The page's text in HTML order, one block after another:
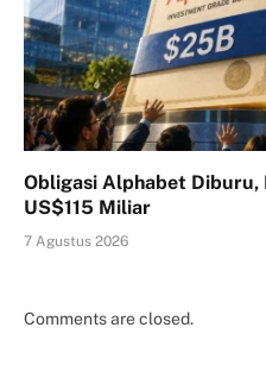
Obligasi Alphabet Diburu,
US$115 Miliar
7 Agustus 2026
Comments are closed.